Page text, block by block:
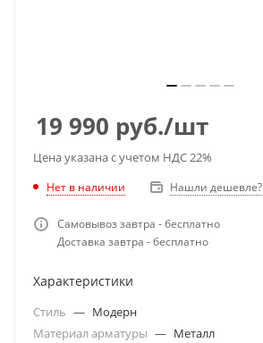
19 990 руб./шт
Цена указана с учетом НДС 22%
Нет в наличии Нашли дешевле?
Самовывоз завтра - бесплатно
Доставка завтра - бесплатно
Характеристики
Стиль — Модерн
Материал арматуры — Металл